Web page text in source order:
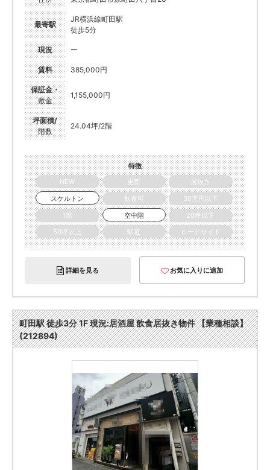
最寄駅
JR横浜線町田駅
徒歩5分
現況 ー
賃料 385,000円
保証金・
敷金
1,155,000円
坪面積/
階数
24.04坪/2階
特徴
NEW
更新
居抜き
スケルトン
飲食可
30万円以下
1階
空中階
20坪以下
50坪以上
駅近 ロードサイド
詳細を見る お気に入りに追加
町田駅 徒歩3分 1F 現況:居酒屋 飲食居抜き物件 【業種相談】
(212894)